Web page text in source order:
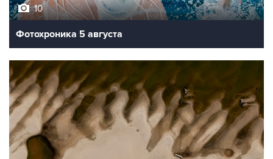
Фотохроника 5 августа